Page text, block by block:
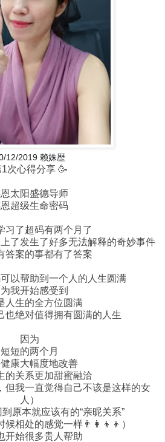
12/2019 赖姝歴
1次心得分享 🥳
太阳盛德导师
超级生命密码
习了超码有两个月了
了发生了好多无法解释的奇妙事件
答案的事都有了答案
以帮助到一个人的人生圆满
我开始感受到
人生的全方位圆满
也绝对值得拥有圆满的人生
因为
短短的两个月
康大幅度地改善
的关系更加甜蜜融洽
但我一直觉得自己不该是这样的女
人）
原本就应该有的“亲昵关系”
候相处的感觉一样👨‍👩‍👦‍👦）
开始很多贵人帮助